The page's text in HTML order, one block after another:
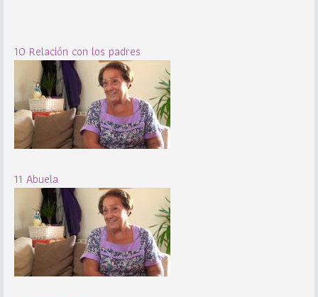
10 Relación con los padres
11 Abuela